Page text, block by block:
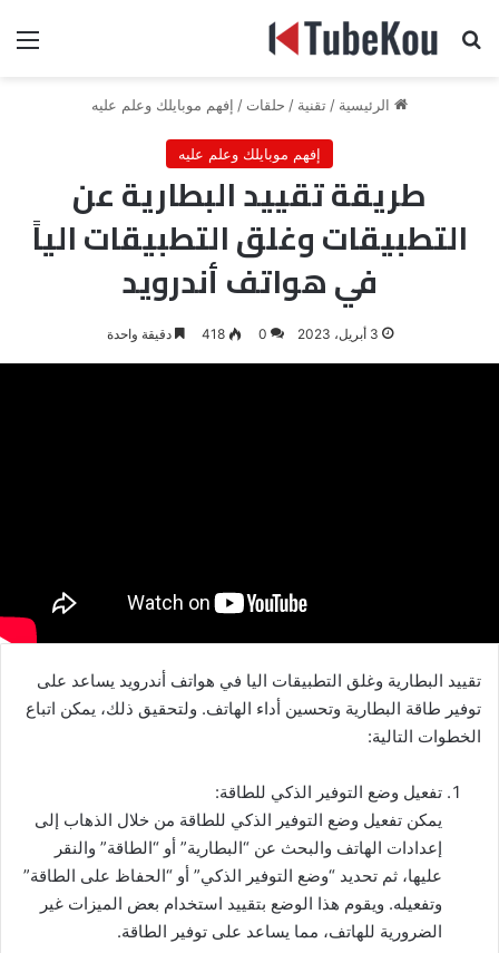
بحث عن
الرئيسية / تقنية / حلقات / إفهم موبايلك وعلم عليه
إفهم موبايلك وعلم عليه
طريقة تقييد البطارية عن
التطبيقات وغلق التطبيقات الياً
في هواتف أندرويد
3 أبريل، 2023 0
418 دقيقة واحدة
تقييد البطارية وغلق التطبيقات اليا في هواتف أندرويد يساعد على
توفير طاقة البطارية وتحسين أداء الهاتف. ولتحقيق ذلك، يمكن اتباع
الخطوات التالية:
تفعيل وضع التوفير الذكي للطاقة:
يمكن تفعيل وضع التوفير الذكي للطاقة من خلال الذهاب إلى
إعدادات الهاتف والبحث عن “البطارية” أو “الطاقة” والنقر
عليها، ثم تحديد “وضع التوفير الذكي” أو “الحفاظ على الطاقة”
وتفعيله. ويقوم هذا الوضع بتقييد استخدام بعض الميزات غير
الضرورية للهاتف، مما يساعد على توفير الطاقة.